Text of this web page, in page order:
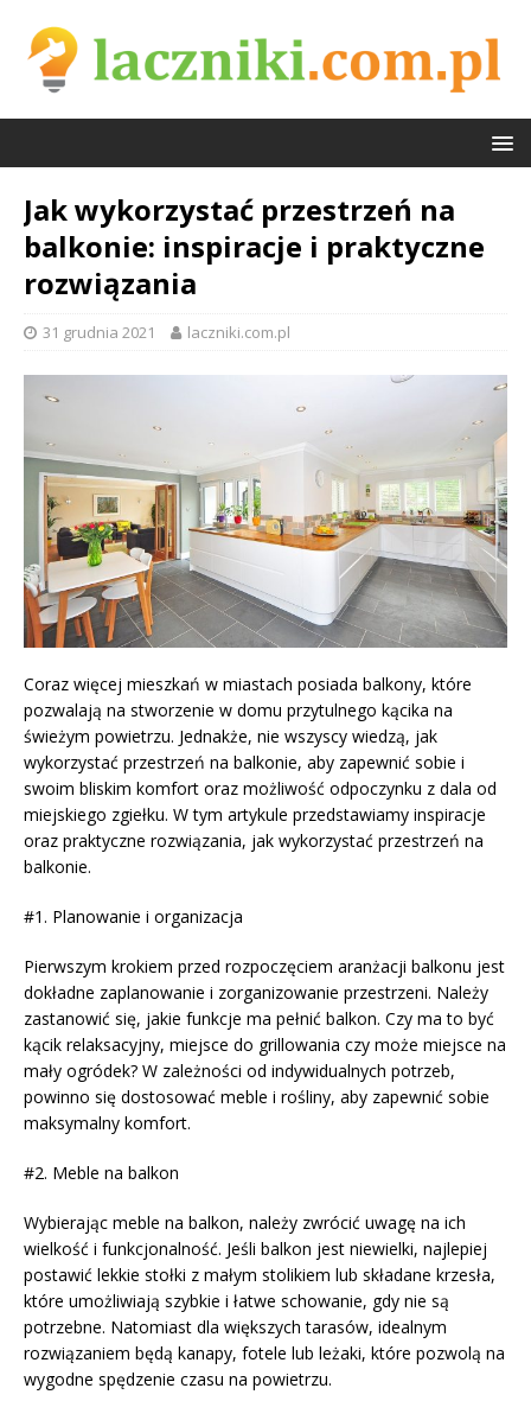
Jak wykorzystać przestrzeń na
balkonie: inspiracje i praktyczne
rozwiązania
31 grudnia 2021 laczniki.com.pl
Coraz więcej mieszkań w miastach posiada balkony, które
pozwalają na stworzenie w domu przytulnego kącika na
świeżym powietrzu. Jednakże, nie wszyscy wiedzą, jak
wykorzystać przestrzeń na balkonie, aby zapewnić sobie i
swoim bliskim komfort oraz możliwość odpoczynku z dala od
miejskiego zgiełku. W tym artykule przedstawiamy inspiracje
oraz praktyczne rozwiązania, jak wykorzystać przestrzeń na
balkonie.
#1. Planowanie i organizacja
Pierwszym krokiem przed rozpoczęciem aranżacji balkonu jest
dokładne zaplanowanie i zorganizowanie przestrzeni. Należy
zastanowić się, jakie funkcje ma pełnić balkon. Czy ma to być
kącik relaksacyjny, miejsce do grillowania czy może miejsce na
mały ogródek? W zależności od indywidualnych potrzeb,
powinno się dostosować meble i rośliny, aby zapewnić sobie
maksymalny komfort.
#2. Meble na balkon
Wybierając meble na balkon, należy zwrócić uwagę na ich
wielkość i funkcjonalność. Jeśli balkon jest niewielki, najlepiej
postawić lekkie stołki z małym stolikiem lub składane krzesła,
które umożliwiają szybkie i łatwe schowanie, gdy nie są
potrzebne. Natomiast dla większych tarasów, idealnym
rozwiązaniem będą kanapy, fotele lub leżaki, które pozwolą na
wygodne spędzenie czasu na powietrzu.